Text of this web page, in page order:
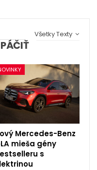
Všetky Texty
Mercedes-Benz
mieša gény
s